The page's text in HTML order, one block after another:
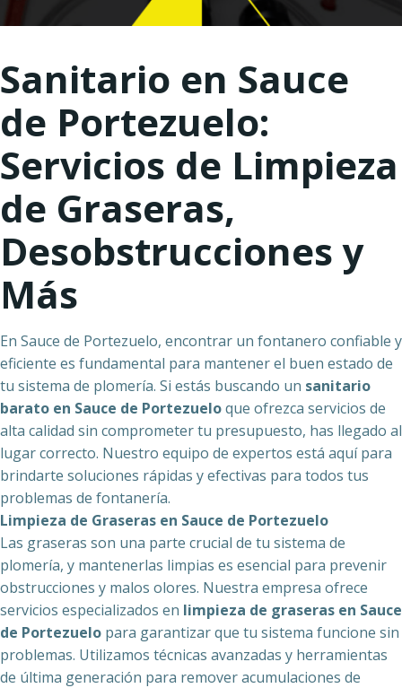
Sanitario en Sauce
de Portezuelo:
Servicios de Limpieza
de Graseras,
Desobstrucciones y
Más
En Sauce de Portezuelo, encontrar un fontanero confiable y
eficiente es fundamental para mantener el buen estado de
tu sistema de plomería. Si estás buscando un sanitario
barato en Sauce de Portezueloque ofrezca servicios de
alta calidad sin comprometer tu presupuesto, has llegado al
lugar correcto. Nuestro equipo de expertos está aquí para
brindarte soluciones rápidas y efectivas para todos tus
problemas de fontanería.
Limpieza de Graseras en Sauce de Portezuelo
Las graseras son una parte crucial de tu sistema de
plomería, y mantenerlas limpias es esencial para prevenir
obstrucciones y malos olores. Nuestra empresa ofrece
servicios especializados en limpieza de graseras en Sauce
de Portezuelo para garantizar que tu sistema funcione sin
problemas. Utilizamos técnicas avanzadas y herramientas
de última generación para remover acumulaciones de